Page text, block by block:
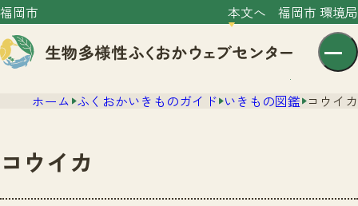
福岡市 本文へ 福岡市 環境局
センター紹介
ホーム ふくおかいきものガイド いきもの図鑑 コウイカ
コウイカ